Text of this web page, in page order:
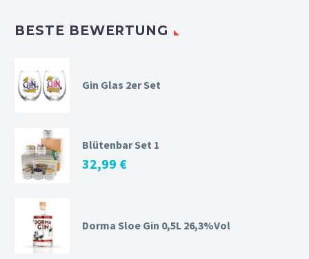
BESTE BEWERTUNG
Gin Glas 2er Set
Blütenbar Set 1
32,99 €
Dorma Sloe Gin 0,5L 26,3%Vol